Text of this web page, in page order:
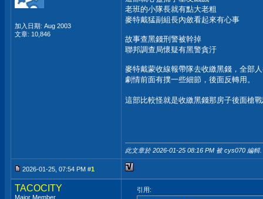
加入日期: Aug 2003
文章: 10,846
老班的小隊長就有點大老粗
麥特戴猛副組長內斂看起來有心事
故事查黑錢刑警被幹掉
聯邦調查局懷疑有黑警貪汙
麥特戴蒙收線報帶隊去收繳黑錢，全部
劇情前面有撲一些細節，後面反轉用。
這部比較怪就是收繳黑錢那房子後面槍
此文章於 2026-01-25 08:16 PM 被 cys070 編輯.
2026-01-25, 07:54 PM #1
TACOCITY
Major Member
引用: